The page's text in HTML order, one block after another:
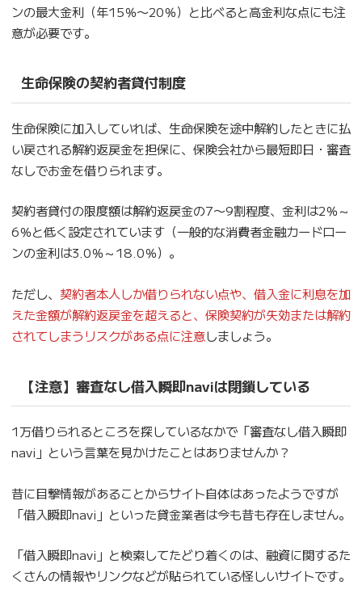
ンの最大金利（年15％〜20％）と比べると高金利な点にも注
意が必要です。
生命保険の契約者貸付制度
生命保険に加入していれば、生命保険を途中解約したときに払
い戻される解約返戻金を担保に、保険会社から最短即日・審査
なしでお金を借りられます。
契約者貸付の限度額は解約返戻金の7〜9割程度、金利は2％～
6％と低く設定されています（一般的な消費者金融カードロー
ンの金利は3.0％～18.0％）。
ただし、 契約者本人しか借りられない点や、借入金に利息を加
えた金額が解約返戻金を超えると、保険契約が失効または解約
されてしまうリスクがある点に注意しましょう。
【注意】審査なし借入瞬即naviは閉鎖している
1万借りられるところを探しているなかで「審査なし借入瞬即
navi」という言葉を見かけたことはありませんか？
昔に目撃情報があることからサイト自体はあったようですが
「借入瞬即navi」といった貸金業者は今も昔も存在しません。
「借入瞬即navi」と検索してたどり着くのは、融資に関するた
くさんの情報やリンクなどが貼られている怪しいサイトです。